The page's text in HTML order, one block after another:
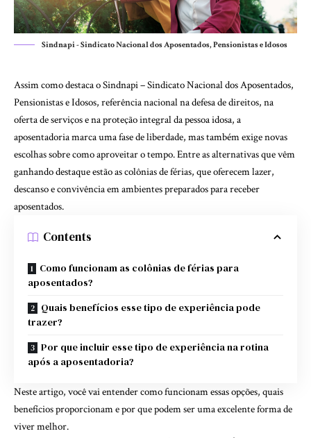
Sindnapi - Sindicato Nacional dos Aposentados, Pensionistas e Idosos
Assim como destaca o Sindnapi – Sindicato Nacional dos Aposentados,
Pensionistas e Idosos, referência nacional na defesa de direitos, na
oferta de serviços e na proteção integral da pessoa idosa, a
aposentadoria marca uma fase de liberdade, mas também exige novas
escolhas sobre como aproveitar o tempo. Entre as alternativas que vêm
ganhando destaque estão as colônias de férias, que oferecem lazer,
descanso e convivência em ambientes preparados para receber
aposentados.
Contents
Como funcionam as colônias de férias para
aposentados?
Quais benefícios esse tipo de experiência pode
trazer?
Por que incluir esse tipo de experiência na rotina
após a aposentadoria?
Neste artigo, você vai entender como funcionam essas opções, quais
benefícios proporcionam e por que podem ser uma excelente forma de
viver melhor.